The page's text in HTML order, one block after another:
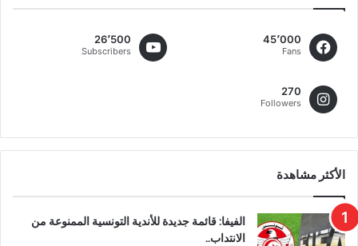
45٬000
Fans
26٬500
Subscribers
270
Followers
الأكثر مشاهدة
الفيفا: قائمة جديدة للأندية التونسية الممنوعة من
الانتداب..